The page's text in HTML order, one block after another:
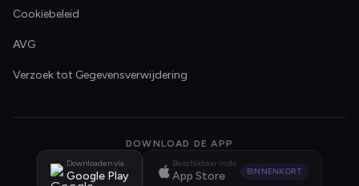
Cookiebeleid
AVG
Verzoek tot Gegevensverwijdering
DOWNLOAD DE APP
Downloaden via
Google Play
Beschikbaar in de
App Store BINNENKORT